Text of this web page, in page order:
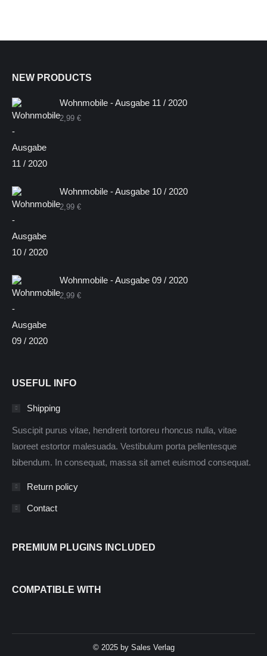
NEW PRODUCTS
Wohnmobile - Ausgabe 11 / 2020
2,99 €
Wohnmobile - Ausgabe 10 / 2020
2,99 €
Wohnmobile - Ausgabe 09 / 2020
2,99 €
USEFUL INFO
Shipping
Suscipit purus vitae, hendrerit tortoreu rhoncus nulla, vitae
laoreet estortor malesuada. Vestibulum porta pellentesque
bibendum. In consequat, massa sit amet euismod consequat.
Return policy
Contact
PREMIUM PLUGINS INCLUDED
COMPATIBLE WITH
© 2025 by Sales Verlag